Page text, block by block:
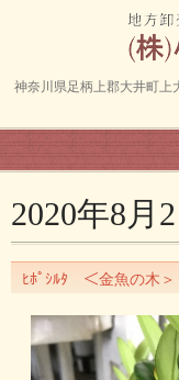
神奈川県足柄上郡大井町
2020年8月2
ﾋﾎﾟｼﾙﾀ ＜金魚の木＞